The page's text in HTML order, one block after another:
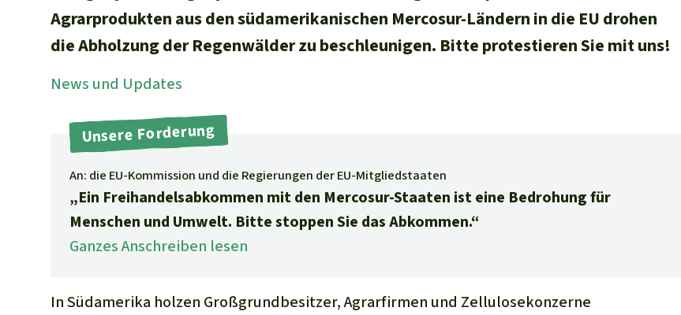
Agrarprodukten aus den südamerikanischen Mercosur-Ländern in die EU drohen
die Abholzung der Regenwälder zu beschleunigen. Bitte protestieren Sie mit uns!
News und Updates
Unsere Forderung
An: die EU-Kommission und die Regierungen der EU-Mitgliedstaaten
„Ein Freihandelsabkommen mit den Mercosur-Staaten ist eine Bedrohung für
Menschen und Umwelt. Bitte stoppen Sie das Abkommen.“
Ganzes Anschreiben lesen
In Südamerika holzen Großgrundbesitzer, Agrarfirmen und Zellulosekonzerne